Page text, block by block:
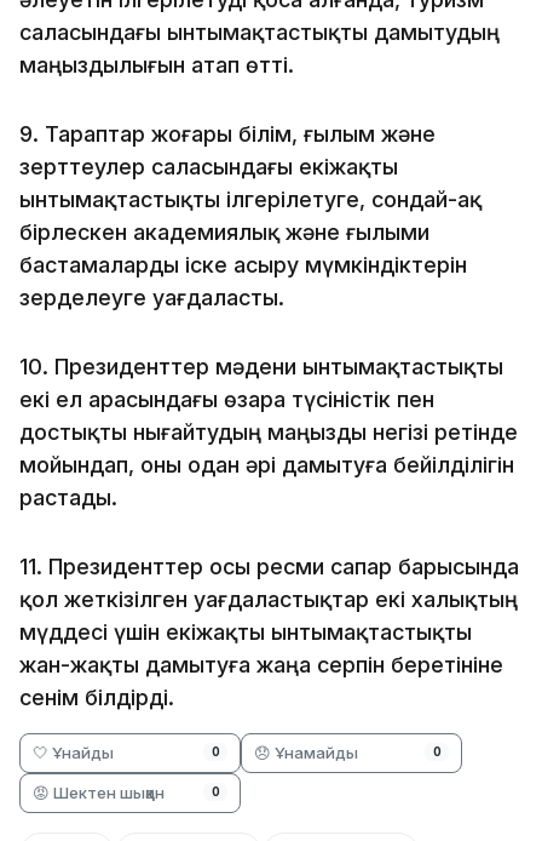
саласындағы ынтымақтастықты дамытудың
маңыздылығын атап өтті.
9. Тараптар жоғары білім, ғылым және
зерттеулер саласындағы екіжақты
ынтымақтастықты ілгерілетуге, сондай-ақ
бірлескен академиялық және ғылыми
бастамаларды іске асыру мүмкіндіктерін
зерделеуге уағдаласты.
10. Президенттер мәдени ынтымақтастықты
екі ел арасындағы өзара түсіністік пен
достықты нығайтудың маңызды негізі ретінде
мойындап, оны одан әрі дамытуға бейілділігін
растады.
11. Президенттер осы ресми сапар барысында
қол жеткізілген уағдаластықтар екі халықтың
мүддесі үшін екіжақты ынтымақтастықты
жан-жақты дамытуға жаңа серпін беретініне
сенім білдірді.
🤍 Ұнайды 0 😞 Ұнамайды 0
😡 Шектен шыққан 0